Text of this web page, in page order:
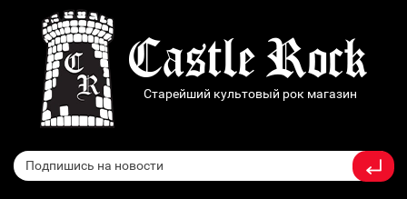
Старейший культовый рок магазин